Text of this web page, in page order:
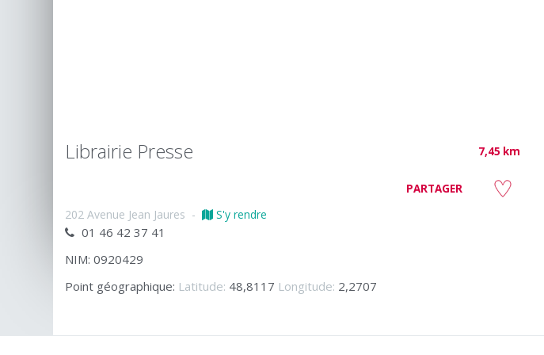
Librairie Presse 7,45 km
PARTAGER
202 Avenue Jean Jaures - S'y rendre
01 46 42 37 41
NIM: 0920429
Point géographique: Latitude: 48,8117 Longitude: 2,2707